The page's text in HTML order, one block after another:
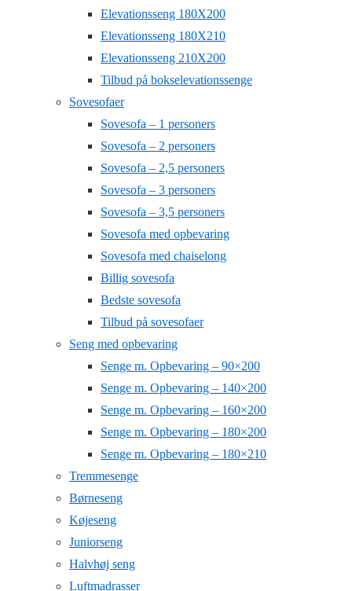
Elevationsseng 180X200
Elevationsseng 180X210
Elevationsseng 210X200
Tilbud på bokselevationssenge
Sovesofaer
Sovesofa – 1 personers
Sovesofa – 2 personers
Sovesofa – 2,5 personers
Sovesofa – 3 personers
Sovesofa – 3,5 personers
Sovesofa med opbevaring
Sovesofa med chaiselong
Billig sovesofa
Bedste sovesofa
Tilbud på sovesofaer
Seng med opbevaring
Senge m. Opbevaring – 90×200
Senge m. Opbevaring – 140×200
Senge m. Opbevaring – 160×200
Senge m. Opbevaring – 180×200
Senge m. Opbevaring – 180×210
Tremmesenge
Børneseng
Køjeseng
Juniorseng
Halvhøj seng
Luftmadrasser